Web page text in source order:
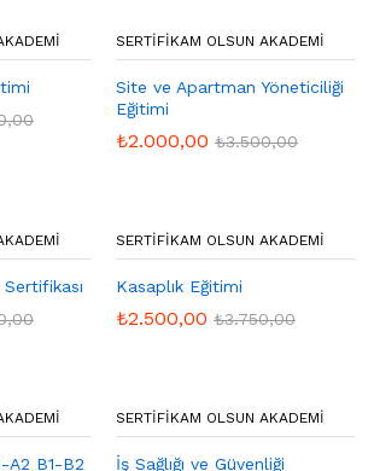
SERTIFIKAM OLSUN AKADEMI
Site ve Apartman Yöneticiliği
Eğitimi
₺2.000,00 ₺3.500,00
Sertifikası
SERTIFIKAM OLSUN AKADEMI
Kasaplık Eğitimi
₺2.500,00 ₺3.750,00
A2 B1-B2
SERTIFIKAM OLSUN AKADEMI
İş Sağlığı ve Güvenliği